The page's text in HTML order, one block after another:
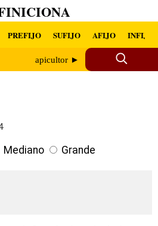
PREFIJO SUFIJO AFIJO INFIJO
apicultor ►
Mediano Grande